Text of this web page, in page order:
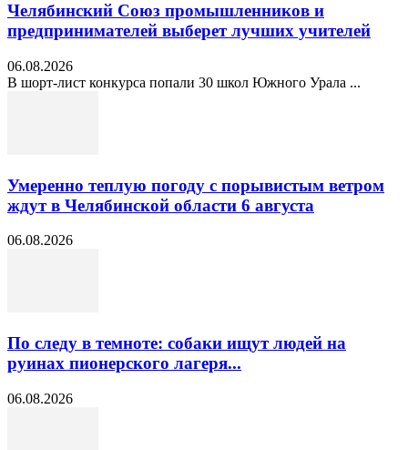
Челябинский Союз промышленников и
предпринимателей выберет лучших учителей
06.08.2026
В шорт‑лист конкурса попали 30 школ Южного Урала ...
Умеренно теплую погоду с порывистым ветром
ждут в Челябинской области 6 августа
06.08.2026
По следу в темноте: собаки ищут людей на
руинах пионерского лагеря...
06.08.2026